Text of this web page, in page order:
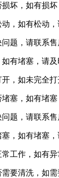
坏，如有损坏
，如有松动，
题，请联系
有堵塞，请及
，如未完全打
塞，如有堵塞
题，请联系
，如有堵塞，
工作，如有异
要清洗，如需